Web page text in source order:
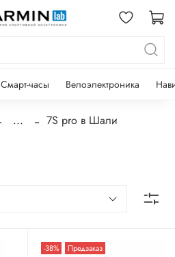
Смарт-часы Велоэлектроника
... 7S pro в Шали
-38% Предзаказ